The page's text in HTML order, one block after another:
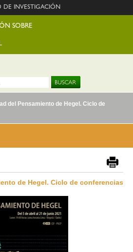
DE INVESTIGACIÓN
SOBRE
del Pensamiento de Hegel. Ciclo de
de Hegel. Ciclo de conferencias